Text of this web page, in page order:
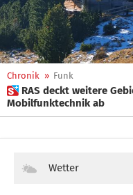
Chronik » Funk
 RAS deckt weitere Gebiete Südtirols mit neuer
Mobilfunktechnik ab
Wetter